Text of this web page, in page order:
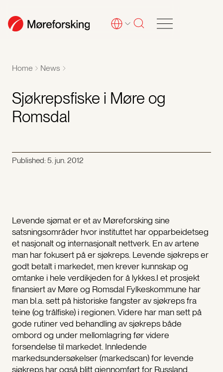
Home News
Sjøkrepsfiske i Møre og
Romsdal
Published:5. jun. 2012
Levende sjømat er et av Møreforsking sine
satsningsområder hvor instituttet har opparbeidetseg
et nasjonalt og internasjonalt nettverk. En av artene
man har fokusert på er sjøkreps. Levende sjøkreps er
godt betalt i markedet, men krever kunnskap og
omtanke i hele verdikjeden for å lykkes.I et prosjekt
finansiert av Møre og Romsdal Fylkeskommune har
man bl.a. sett på historiske fangster av sjøkreps fra
teine (og trålfiske) i regionen. Videre har man sett på
gode rutiner ved behandling av sjøkreps både
ombord og under mellomlagring før videre
forsendelse til markedet. Innledende
markedsundersøkelser (markedscan) for levende
sjøkreps har også blitt gjennomført for Russland,